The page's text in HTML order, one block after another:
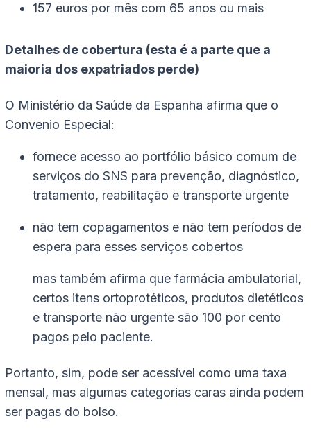
157 euros por mês com 65 anos ou mais
Detalhes de cobertura (esta é a parte que a
maioria dos expatriados perde)
O Ministério da Saúde da Espanha afirma que o
Convenio Especial:
fornece acesso ao portfólio básico comum de
serviços do SNS para prevenção, diagnóstico,
tratamento, reabilitação e transporte urgente
não tem copagamentos e não tem períodos de
espera para esses serviços cobertos
mas também afirma que farmácia ambulatorial,
certos itens ortoprotéticos, produtos dietéticos
e transporte não urgente são 100 por cento
pagos pelo paciente.
Portanto, sim, pode ser acessível como uma taxa
mensal, mas algumas categorias caras ainda podem
ser pagas do bolso.